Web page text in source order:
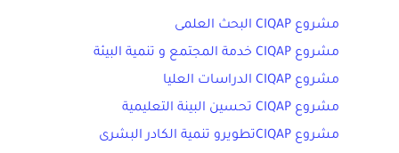
مشروع CIQAP البحث العلمى
مشروع CIQAP خدمة المجتمع و تنمية البيئة
مشروع CIQAP الدراسات العليا
مشروع CIQAP تحسين البينة التعليمية
مشروع CIQAPتطويرو تنمية الكادر البشرى